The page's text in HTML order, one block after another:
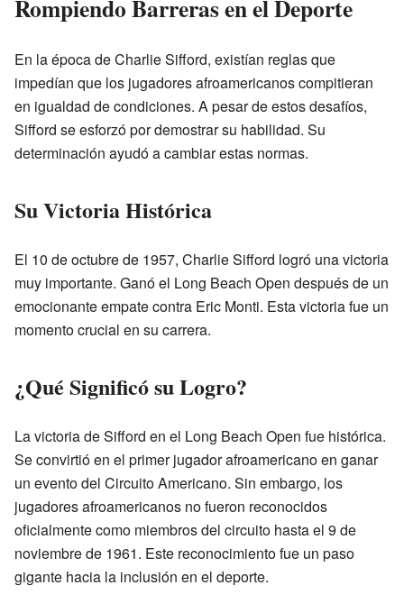
Rompiendo Barreras en el Deporte
En la época de Charlie Sifford, existían reglas que
impedían que los jugadores afroamericanos compitieran
en igualdad de condiciones. A pesar de estos desafíos,
Sifford se esforzó por demostrar su habilidad. Su
determinación ayudó a cambiar estas normas.
Su Victoria Histórica
El 10 de octubre de 1957, Charlie Sifford logró una victoria
muy importante. Ganó el Long Beach Open después de un
emocionante empate contra Eric Monti. Esta victoria fue un
momento crucial en su carrera.
¿Qué Significó su Logro?
La victoria de Sifford en el Long Beach Open fue histórica.
Se convirtió en el primer jugador afroamericano en ganar
un evento del Circuito Americano. Sin embargo, los
jugadores afroamericanos no fueron reconocidos
oficialmente como miembros del circuito hasta el 9 de
noviembre de 1961. Este reconocimiento fue un paso
gigante hacia la inclusión en el deporte.